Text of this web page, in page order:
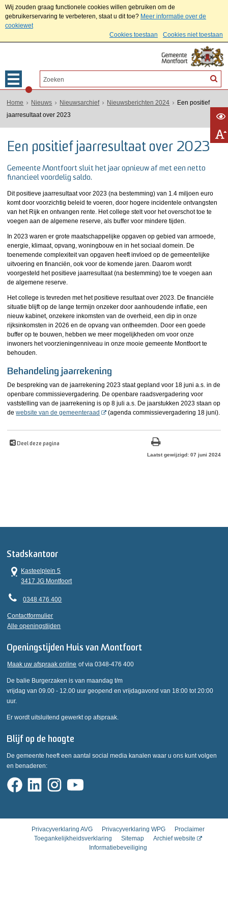
Wij zouden graag functionele cookies willen gebruiken om de
gebruikerservaring te verbeteren, staat u dit toe? Meer informatie over de
cookiewet
Cookies toestaan
Cookies niet toestaan
Home Nieuws Nieuwsarchief Nieuwsberichten 2024
Een positief
jaarresultaat over 2023
Een positief jaarresultaat over 2023
Gemeente Montfoort sluit het jaar opnieuw af met een netto
financieel voordelig saldo.
Dit positieve jaarresultaat voor 2023 (na bestemming) van 1.4 miljoen euro
komt door voorzichtig beleid te voeren, door hogere incidentele ontvangsten
van het Rijk en ontvangen rente. Het college stelt voor het overschot toe te
voegen aan de algemene reserve, als buffer voor mindere tijden.
In 2023 waren er grote maatschappelijke opgaven op gebied van armoede,
energie, klimaat, opvang, woningbouw en in het sociaal domein. De
toenemende complexiteit van opgaven heeft invloed op de gemeentelijke
uitvoering en financiën, ook voor de komende jaren. Daarom wordt
voorgesteld het positieve jaarresultaat (na bestemming) toe te voegen aan
de algemene reserve.
Het college is tevreden met het positieve resultaat over 2023. De financiële
situatie blijft op de lange termijn onzeker door aanhoudende inflatie, een
nieuw kabinet, onzekere inkomsten van de overheid, een dip in onze
rijksinkomsten in 2026 en de opvang van ontheemden. Door een goede
buffer op te bouwen, hebben we meer mogelijkheden om voor onze
inwoners het voorzieningenniveau in onze mooie gemeente Montfoort te
behouden.
Behandeling jaarrekening
De bespreking van de jaarrekening 2023 staat gepland voor 18 juni a.s. in de
openbare commissievergadering. De openbare raadsvergadering voor
vaststelling van de jaarrekening is op 8 juli a.s. De jaarstukken 2023 staan op
dewebsite van de gemeenteraad (agenda commissievergadering 18 juni).
Deel deze pagina
Laatst gewijzigd: 07 juni 2024
Stadskantoor
Kasteelplein 5
3417 JG Montfoort
0348 476 400
Contactformulier
Alle openingstijden
Openingstijden Huis van Montfoort
Maak uw afspraak online of via 0348-476 400
De balie Burgerzaken is van maandag t/m
vrijdag van 09.00 - 12.00 uur geopend en vrijdagavond van 18:00 tot 20:00
uur.
Er wordt uitsluitend gewerkt op afspraak.
Blijf op de hoogte
De gemeente heeft een aantal social media kanalen waar u ons kunt volgen
en benaderen:
Privacyverklaring AVG Privacyverklaring WPG
Proclaimer
Toegankelijkheidsverklaring
Sitemap
Archief website
Informatiebeveiliging